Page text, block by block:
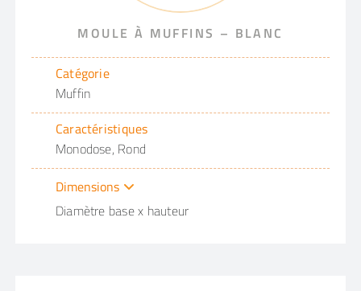
MOULE À MUFFINS – BLANC
Catégorie
Muffin
Caractéristiques
Monodose, Rond
Dimensions
Diamètre base x hauteur